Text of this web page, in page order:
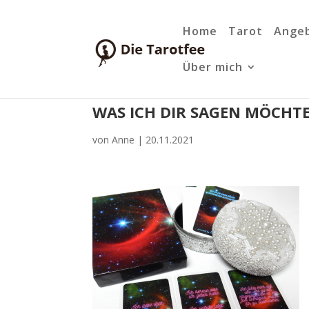
Home Tarot
Über mich
WAS ICH DIR SAGEN
vonAnne | 20.11.2021